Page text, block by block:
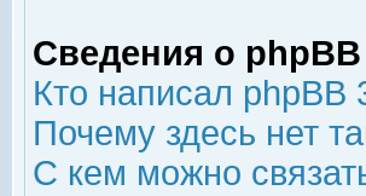
Сведения о
Кто написал phpBB
Почему здесь нет
С кем можно